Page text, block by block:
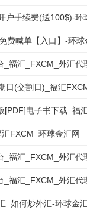
户手续费(送100$)-环
费喊单【入口】-环球
_福汇_FXCM_外汇代
日(交割日)_福汇
[PDF]电子书下载_福
FXCM_环球金汇网
_福汇_FXCM_外汇代
_福汇_FXCM_外汇代
_如何炒外汇-环球金